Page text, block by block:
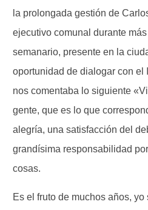
la prolongada gestión de
ejecutivo comunal durante
semanario, presente en la
oportunidad de dialogar con el
nos comentaba lo siguiente
gente, que es lo que
alegría, una satisfacción del
grandísima responsabilidad
cosas.
Es el fruto de muchos años,